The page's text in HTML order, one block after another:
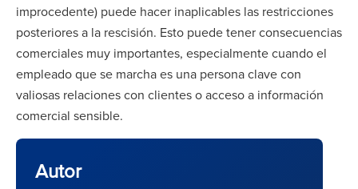
improcedente) puede hacer inaplicables las restricciones
posteriores a la rescisión. Esto puede tener consecuencias
comerciales muy importantes, especialmente cuando el
empleado que se marcha es una persona clave con
valiosas relaciones con clientes o acceso a información
comercial sensible.
Autor